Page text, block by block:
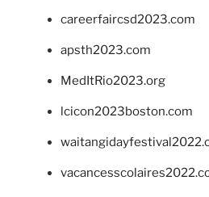
careerfaircsd2023.com
apsth2023.com
MedItRio2023.org
lcicon2023boston.com